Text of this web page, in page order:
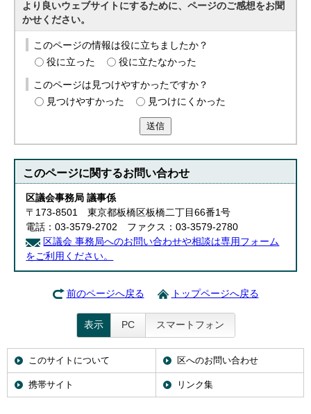
より良いウェブサイトにするために、ページのご感想をお聞
かせください。
このページの情報は役に立ちましたか？
役に立った
役に立たなかった
このページは見つけやすかったですか？
見つけやすかった
見つけにくかった
送信
このページに関するお問い合わせ
区議会事務局 議事係
〒173-8501 東京都板橋区板橋二丁目66番1号
電話：03-3579-2702 ファクス：03-3579-2780
区議会 事務局へのお問い合わせや相談は専用フォーム
をご利用ください。
前のページへ戻る トップページへ戻る
表示 PC スマートフォン
このサイトについて 区へのお問い合わせ
携帯サイト リンク集